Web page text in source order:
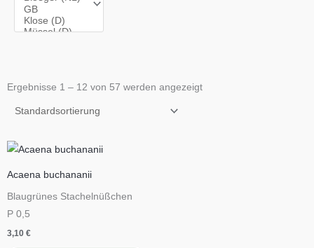
Ergebnisse 1 – 12 von 57 werden angezeigt
Acaena buchananii
Blaugrünes Stachelnüßchen
P 0,5
3,10 €